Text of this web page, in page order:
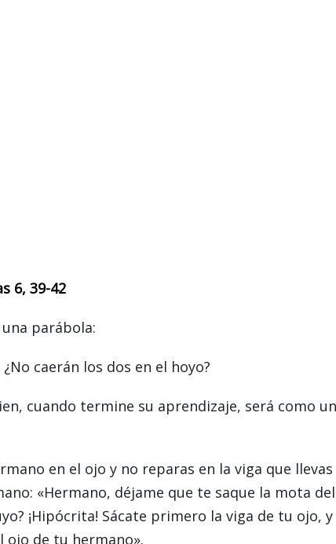
6, 39-42
parábola:
caerán los dos en el hoyo?
cuando termine su aprendizaje, será como un
en el ojo y no reparas en la viga que llevas
«Hermano, déjame que te saque la mota del
¡Hipócrita! Sácate primero la viga de tu ojo, y
ojo de tu hermano».